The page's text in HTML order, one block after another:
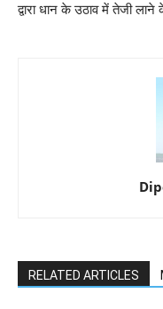
द्वारा धान के उठाव में तेजी लाने
RELATED ARTICLES